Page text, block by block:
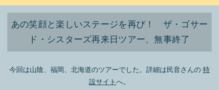
あの笑顔と楽しいステージを再び！ ザ・ゴサー
ド・シスターズ再来日ツアー、無事終了
今回は山陰、福岡、北海道のツアーでした。詳細は民音さんの 特
設サイト へ。